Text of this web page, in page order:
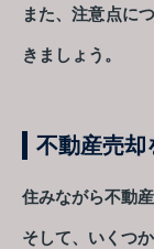
また、注意点に
きましょう。
不動産売却
住みながら不動
そして、いくつ